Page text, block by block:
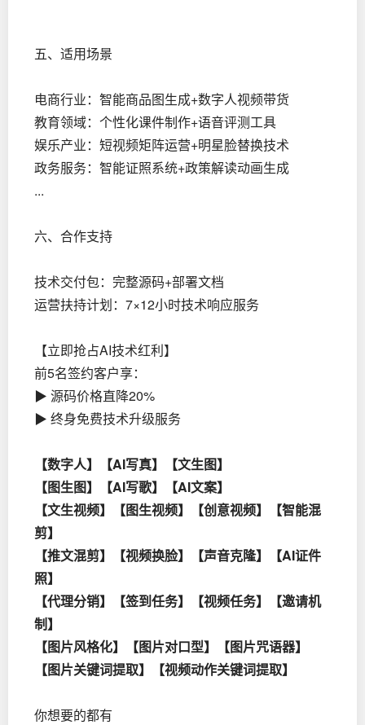
五、适用场景
电商行业：智能商品图生成+数字人视频带货
教育领域：个性化课件制作+语音评测工具
娱乐产业：短视频矩阵运营+明星脸替换技术
政务服务：智能证照系统+政策解读动画生成
...
六、合作支持
技术交付包：完整源码+部署文档
运营扶持计划：7×12小时技术响应服务
【立即抢占AI技术红利】
前5名签约客户享：
▶ 源码价格直降20%
▶ 终身免费技术升级服务
【数字人】【AI写真】【文生图】
【图生图】【AI写歌】【AI文案】
【文生视频】【图生视频】【创意视频】【智能混
剪】
【推文混剪】【视频换脸】【声音克隆】【AI证件
照】
【代理分销】【签到任务】【视频任务】【邀请机
制】
【图片风格化】【图片对口型】【图片咒语器】
【图片关键词提取】【视频动作关键词提取】
你想要的都有